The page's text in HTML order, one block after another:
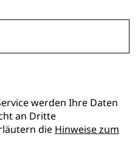
werden Ihre Daten
an Dritte
die Hinweise zum